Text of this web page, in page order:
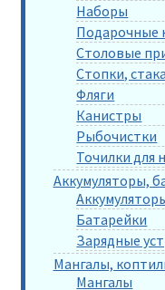
Наборы
Подарочные
Столовые
Стопки,
Фляги
Канистры
Рыбочистки
Точилки для
Аккумуляторы,
Батарейки
Зарядные
Мангалы,
Мангалы